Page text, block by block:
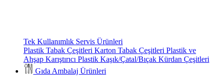
Tek Kullanımlık Servis Ürünleri
Plastik Tabak Çeşitleri Karton Tabak Çeşitleri Plastik ve
Ahşap Karıştırıcı Plastik Kaşık/Çatal/Bıçak Kürdan Çeşitleri
Gıda Ambalaj Ürünleri